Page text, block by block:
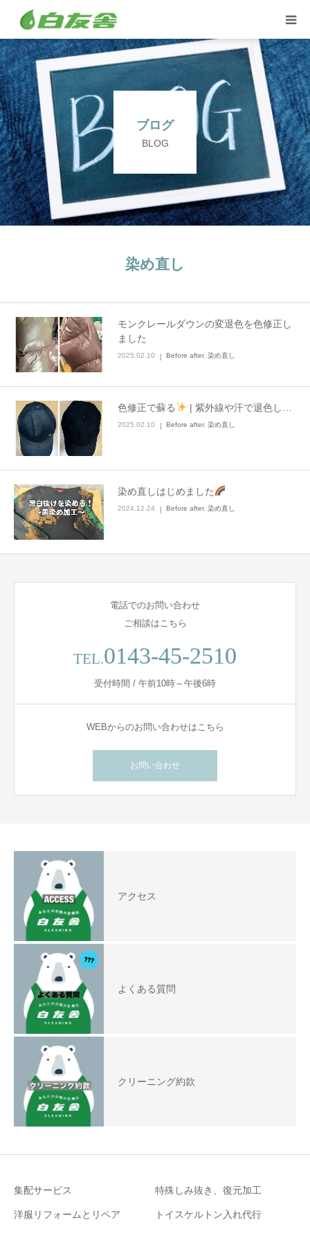
ブログ
BLOG
染め直し
モンクレールダウンの変退色を色修正し
ました
2025.02.10 Before after, 染め直し
色修正で蘇る | 紫外線や汗で退色し…
2025.02.10 Before after, 染め直し
染め直しはじめました
2024.12.24 Before after, 染め直し
電話でのお問い合わせ
ご相談はこちら
TEL.0143-45-2510
受付時間 / 午前10時～午後6時
WEBからのお問い合わせはこちら
お問い合わせ
アクセス
よくある質問
クリーニング約款
集配サービス 特殊しみ抜き、復元加工
洋服リフォームとリペア トイスケルトン入れ代行
集配サービス
特殊しみ抜き、復元加工
洋服リフォームとリペア
トイスケルトン入れ代行